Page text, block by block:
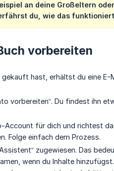
an deine Großeltern
du, wie das
vorbereiten
hast, erhältst du eine E-
vorbereiten“. Du findest ihn
Account für dich und richtest
Folge einfach dem Prozess.
zugewiesen. Das
wenn du Inhalte